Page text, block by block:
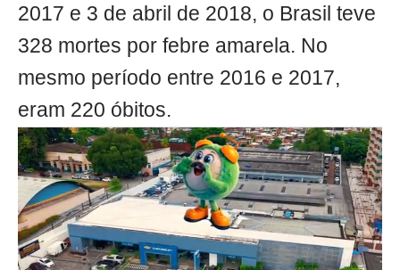
2017 e 3 de abril de 2018, o Brasil teve
328 mortes por febre amarela. No
mesmo período entre 2016 e 2017,
eram 220 óbitos.